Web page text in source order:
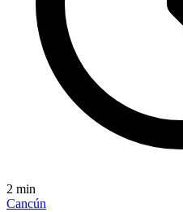
2 min
Cancún